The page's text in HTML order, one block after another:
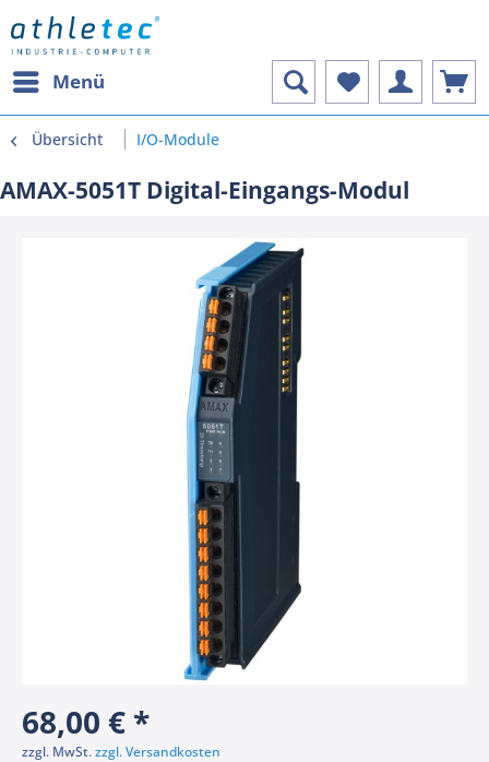
Menü
Übersicht I/O-Module
AMAX-5051T Digital-Eingangs-Modul
68,00 € *
zzgl. MwSt.zzgl. Versandkosten